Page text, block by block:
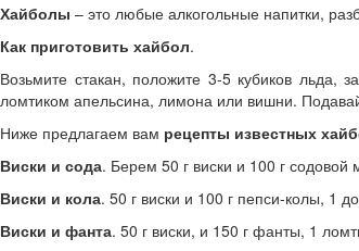
Хайболы – это любые алкогольные напитки,
Как приготовить хайбол.
Возьмите стакан, положите 3-5 кубиков льда,
ломтиком апельсина, лимона или вишни.
Ниже предлагаем вам рецепты известных
Виски и сода. Берем 50 г виски и 100 г
Виски и кола. 50 г виски и 100 г пепси-колы, 1
Виски и фанта. 50 г виски, и 150 г фанты, 1